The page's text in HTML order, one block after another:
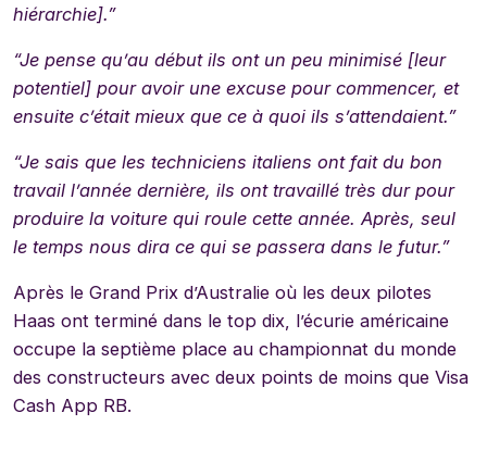
hiérarchie].”
“Je pense qu’au début ils ont un peu minimisé [leur
potentiel] pour avoir une excuse pour commencer, et
ensuite c’était mieux que ce à quoi ils s’attendaient.”
“Je sais que les techniciens italiens ont fait du bon
travail l’année dernière, ils ont travaillé très dur pour
produire la voiture qui roule cette année. Après, seul
le temps nous dira ce qui se passera dans le futur.”
Après le Grand Prix d’Australie où les deux pilotes
Haas ont terminé dans le top dix, l’écurie américaine
occupe la septième place au championnat du monde
des constructeurs avec deux points de moins que Visa
Cash App RB.